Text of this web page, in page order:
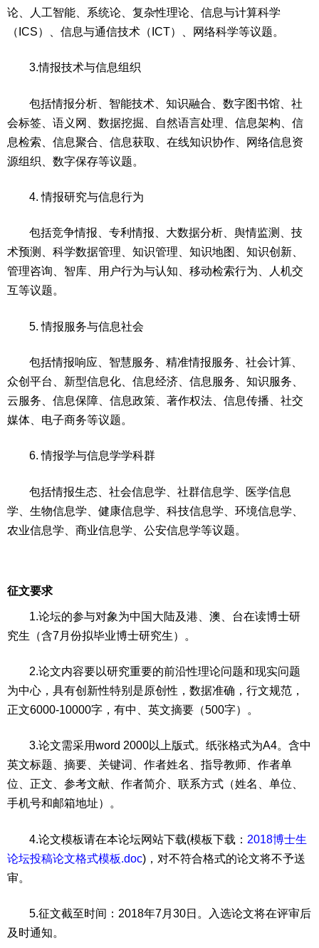
论、人工智能、系统论、复杂性理论、信息与计算科学
（ICS）、信息与通信技术（ICT）、网络科学等议题。
3.情报技术与信息组织
包括情报分析、智能技术、知识融合、数字图书馆、社
会标签、语义网、数据挖掘、自然语言处理、信息架构、信
息检索、信息聚合、信息获取、在线知识协作、网络信息资
源组织、数字保存等议题。
4. 情报研究与信息行为
包括竞争情报、专利情报、大数据分析、舆情监测、技
术预测、科学数据管理、知识管理、知识地图、知识创新、
管理咨询、智库、用户行为与认知、移动检索行为、人机交
互等议题。
5. 情报服务与信息社会
包括情报响应、智慧服务、精准情报服务、社会计算、
众创平台、新型信息化、信息经济、信息服务、知识服务、
云服务、信息保障、信息政策、著作权法、信息传播、社交
媒体、电子商务等议题。
6. 情报学与信息学学科群
包括情报生态、社会信息学、社群信息学、医学信息
学、生物信息学、健康信息学、科技信息学、环境信息学、
农业信息学、商业信息学、公安信息学等议题。
征文要求
1.论坛的参与对象为中国大陆及港、澳、台在读博士研
究生（含7月份拟毕业博士研究生）。
2.论文内容要以研究重要的前沿性理论问题和现实问题
为中心，具有创新性特别是原创性，数据准确，行文规范，
正文6000-10000字，有中、英文摘要（500字）。
3.论文需采用word 2000以上版式。纸张格式为A4。含中
英文标题、摘要、关键词、作者姓名、指导教师、作者单
位、正文、参考文献、作者简介、联系方式（姓名、单位、
手机号和邮箱地址）。
4.论文模板请在本论坛网站下载(模板下载： 2018博士生
论坛投稿论文格式模板.doc)，对不符合格式的论文将不予送
审。
5.征文截至时间：2018年7月30日。入选论文将在评审后
及时通知。